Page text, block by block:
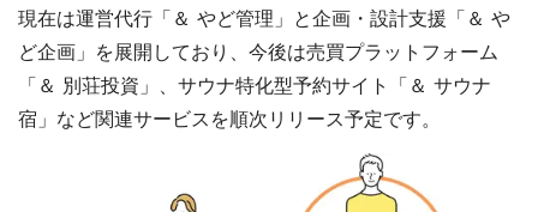
現在は運営代行「＆ やど管理」と企画・設計支援「＆ や
ど企画」を展開しており、今後は売買プラットフォーム
「＆ 別荘投資」、サウナ特化型予約サイト「＆ サウナ
宿」など関連サービスを順次リリース予定です。